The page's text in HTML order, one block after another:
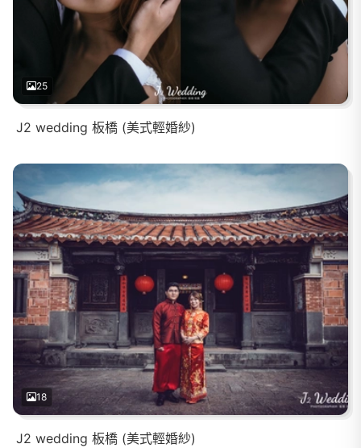
25
J2 wedding 板橋 (美式輕婚紗)
18
J2 wedding 板橋 (美式輕婚紗)